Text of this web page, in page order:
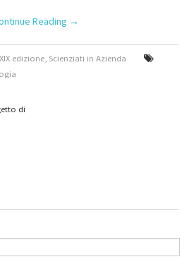
Reading →
edizione, Scienziati in Azienda
di